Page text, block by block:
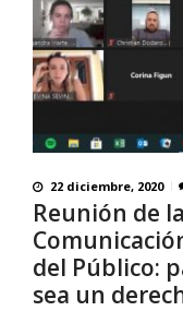
22 diciembre, 2020
Reunión de
del Público:
sea un